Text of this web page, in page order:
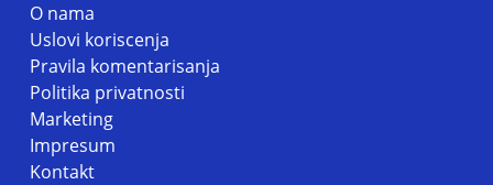
O nama
Uslovi koriscenja
Pravila komentarisanja
Politika privatnosti
Marketing
Impresum
Kontakt